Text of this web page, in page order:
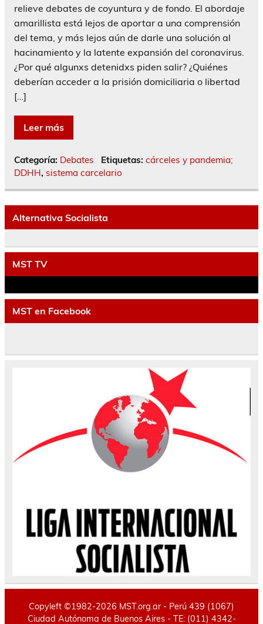
relieve debates de coyuntura y de fondo. El abordaje
amarillista está lejos de aportar a una comprensión
del tema, y más lejos aún de darle una solución al
hacinamiento y la latente expansión del coronavirus.
¿Por qué algunxs detenidxs piden salir? ¿Quiénes
deberían acceder a la prisión domiciliaria o libertad
[…]
Leer más
Categoría: Debates Etiquetas: cárceles y pandemia;
DDHH, sistema carcelario
Alternativa Socialista
MST TV
MST en Facebook
Copyleft ©1982-2026 MST.org.ar - Perú 439 (1067)
Ciudad Autónoma de Buenos Aires - TE: (011) 4342-